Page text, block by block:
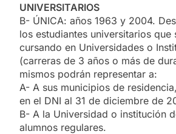
UNIVERSITARIOS
B- ÚNICA: años 1963 y 2004.
los estudiantes universitarios que
cursando en Universidades o
(carreras de 3 años o más de
mismos podrán representar a:
A- A sus municipios de
en el DNI al 31 de diciembre de
B- A la Universidad o institución
alumnos regulares.